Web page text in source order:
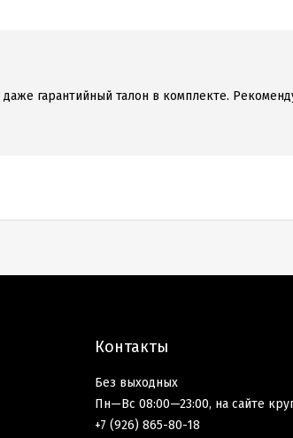
гарантийный талон в комплекте.
Контакты
Без выходных
Пн—Вс 08:00—23:00, на сайте
+7 (926) 865-80-18